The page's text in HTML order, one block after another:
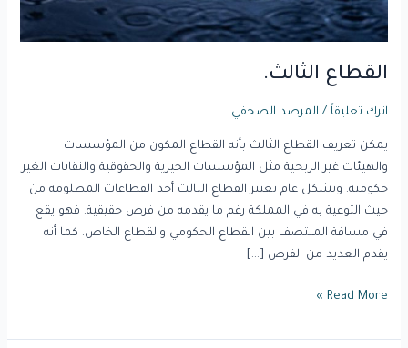
القطاع الثالث.
اترك تعليقاً / المرصد الصحفي
يمكن تعريف القطاع الثالث بأنه القطاع المكون من المؤسسات
والهيئات غير الربحية مثل المؤسسات الخيرية والحقوقية والنقابات الغير
حكومية. وبشكل عام يعتبر القطاع الثالث أحد القطاعات المظلومة من
حيث التوعية به في المملكة رغم ما يقدمه من فرص حقيقية. فهو يقع
في مسافة المنتصف بين القطاع الحكومي والقطاع الخاص. كما أنه
يقدم العديد من الفرص […]
Read More »